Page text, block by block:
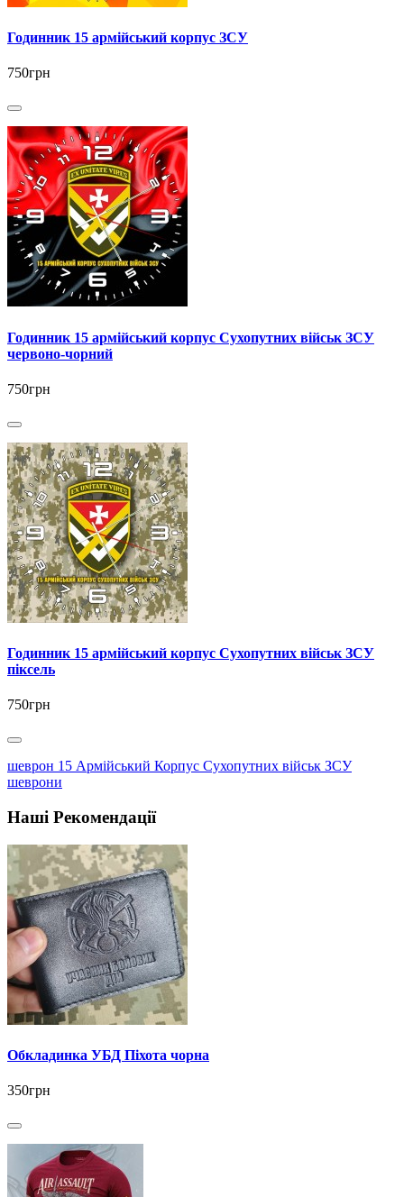
Годинник 15 армійський корпус ЗСУ
750грн
Годинник 15 армійський корпус Сухопутних військ ЗСУ
червоно-чорний
750грн
Годинник 15 армійський корпус Сухопутних військ ЗСУ
піксель
750грн
шеврон 15 Армійський Корпус Сухопутних військ ЗСУ
шеврони
Наші Рекомендації
Обкладинка УБД Піхота чорна
350грн